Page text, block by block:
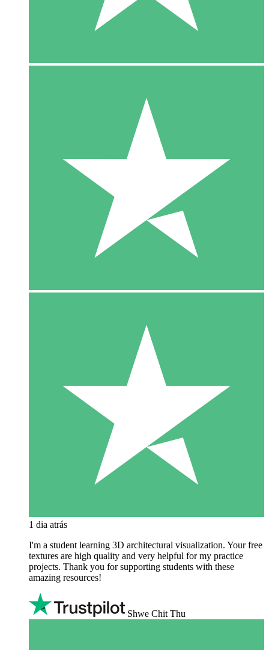
1 dia atrás
I'm a student learning 3D architectural visualization. Your free
textures are high quality and very helpful for my practice
projects. Thank you for supporting students with these
amazing resources!
Shwe Chit Thu